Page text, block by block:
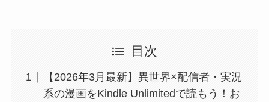
目次
【2026年3月最新】異世界×配信者・実況
系の漫画をKindle Unlimitedで読もう！お